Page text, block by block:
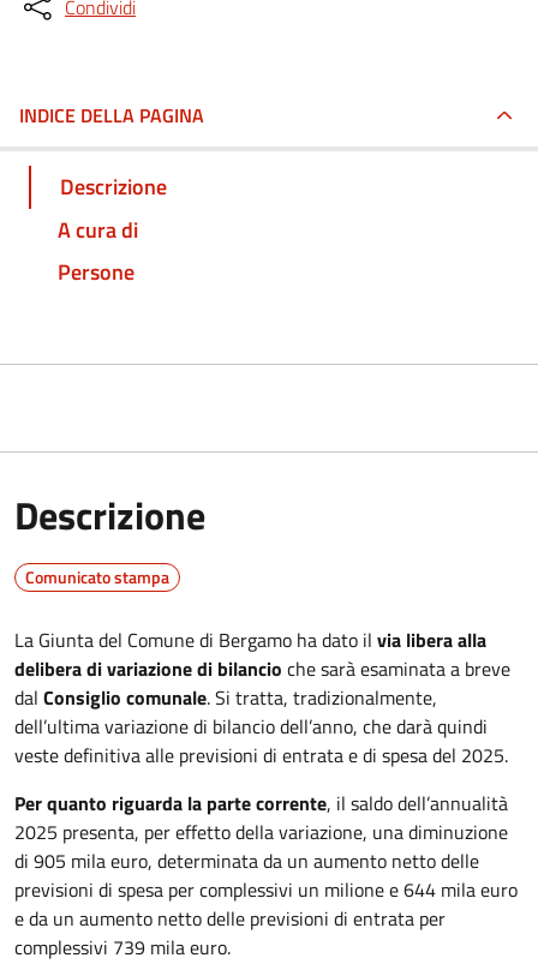
Condividi
INDICE DELLA PAGINA
Descrizione
A cura di
Persone
Descrizione
Comunicato stampa
La Giunta del Comune di Bergamo ha dato il via libera alla
delibera di variazione di bilancio che sarà esaminata a breve
dal Consiglio comunale. Si tratta, tradizionalmente,
dell’ultima variazione di bilancio dell’anno, che darà quindi
veste definitiva alle previsioni di entrata e di spesa del 2025.
Per quanto riguarda la parte corrente, il saldo dell’annualità
2025 presenta, per effetto della variazione, una diminuzione
di 905 mila euro, determinata da un aumento netto delle
previsioni di spesa per complessivi un milione e 644 mila euro
e da un aumento netto delle previsioni di entrata per
complessivi 739 mila euro.